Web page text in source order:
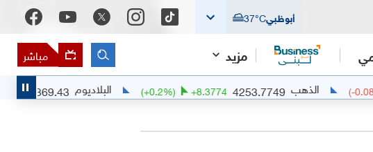
أبوظبي 37°C
مزيد مباشر
الذهب 4253.7749
+8.3774
(+0.2%) البلاديوم 1369.43
+6.0289